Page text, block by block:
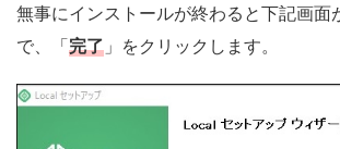
無事にインストールが終わると下記画面
で、「完了 」をクリックします。